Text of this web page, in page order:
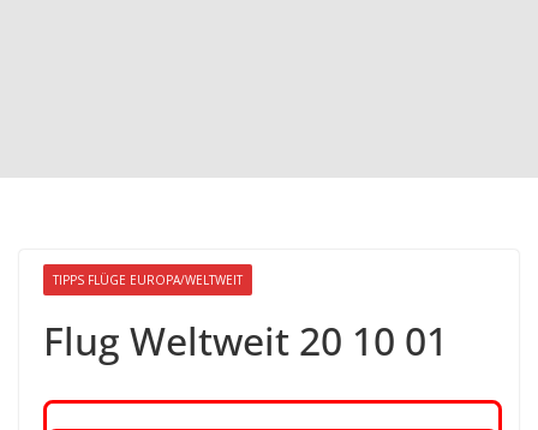
TIPPS FLÜGE EUROPA/WELTWEIT
Flug Weltweit 20 10 01